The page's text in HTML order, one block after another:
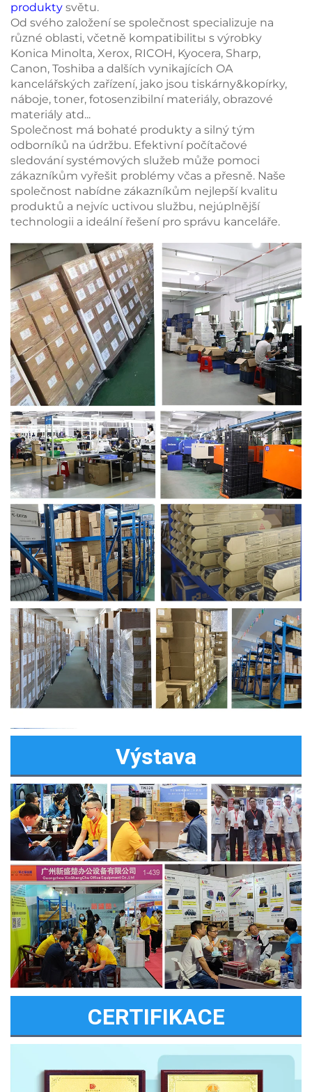
produkty světu.
Od svého založení se společnost specializuje na
různé oblasti, včetně kompatibilitы s výrobky
Konica Minolta, Xerox, RICOH, Kyocera, Sharp,
Canon, Toshiba a dalších vynikajících OA
kancelářských zařízení, jako jsou tiskárny&kopírky,
náboje, toner, fotosenzibilní materiály, obrazové
materiály atd...
Společnost má bohaté produkty a silný tým
odborníků na údržbu. Efektivní počítačové
sledování systémových služeb může pomoci
zákazníkům vyřešit problémy včas a přesně. Naše
společnost nabídne zákazníkům nejlepší kvalitu
produktů a nejvíc uctivou službu, nejúplnější
technologii a ideální řešení pro správu kanceláře.
Výstava
CERTIFIKACE